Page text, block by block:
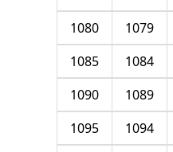
1079
1080
1084
1085
1089
1090
1094
1095